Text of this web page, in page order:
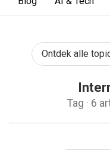
Ontdek alle
Tag · 6